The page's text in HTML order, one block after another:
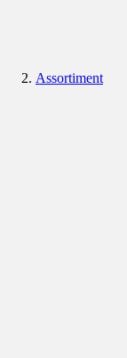
Assortiment